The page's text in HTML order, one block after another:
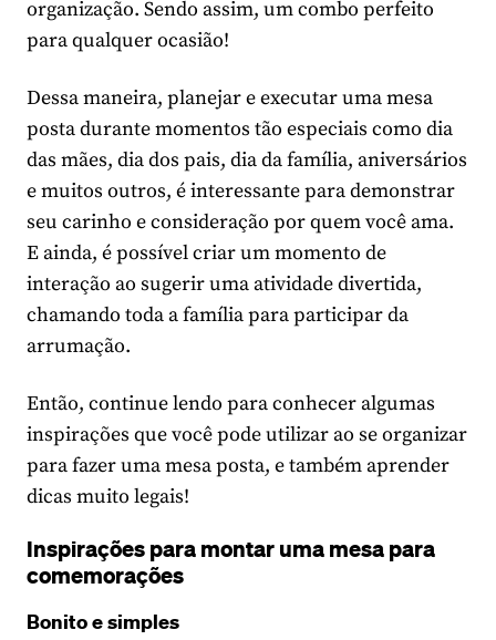
organização. Sendo assim, um combo perfeito
para qualquer ocasião!
Dessa maneira, planejar e executar uma mesa
posta durante momentos tão especiais como dia
das mães, dia dos pais, dia da família, aniversários
e muitos outros, é interessante para demonstrar
seu carinho e consideração por quem você ama.
E ainda, é possível criar um momento de
interação ao sugerir uma atividade divertida,
chamando toda a família para participar da
arrumação.
Então, continue lendo para conhecer algumas
inspirações que você pode utilizar ao se organizar
para fazer uma mesa posta, e também aprender
dicas muito legais!
Inspirações para montar uma mesa para
comemorações
Bonito e simples